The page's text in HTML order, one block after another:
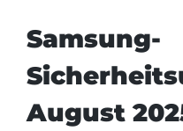
Samsung-
August